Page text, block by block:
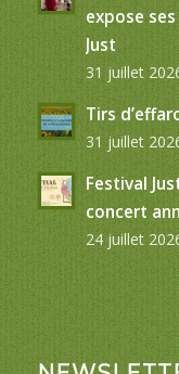
expose
Just
31 juillet
Tirs
31 juillet
Festival
concert
24 juillet